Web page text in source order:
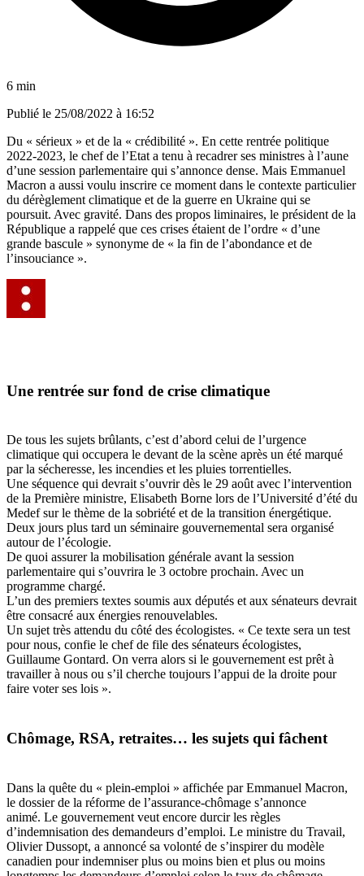
6 min
Publié le 25/08/2022 à 16:52
Du « sérieux » et de la « crédibilité ». En cette rentrée politique
2022-2023, le chef de l’Etat a tenu à recadrer ses ministres à l’aune
d’une session parlementaire qui s’annonce dense. Mais Emmanuel
Macron a aussi voulu inscrire ce moment dans le contexte particulier
du dérèglement climatique et de la guerre en Ukraine qui se
poursuit. Avec gravité. Dans des propos liminaires, le président de la
République a rappelé que ces crises étaient de l’ordre « d’une
grande bascule » synonyme de « la fin de l’abondance et de
l’insouciance ».
Une rentrée sur fond de crise climatique
De tous les sujets brûlants, c’est d’abord celui de l’urgence
climatique qui occupera le devant de la scène après un été marqué
par la sécheresse, les incendies et les pluies torrentielles.
Une séquence qui devrait s’ouvrir dès le 29 août avec l’intervention
de la Première ministre, Elisabeth Borne lors de l’Université d’été du
Medef sur le thème de la sobriété et de la transition énergétique.
Deux jours plus tard un séminaire gouvernemental sera organisé
autour de l’écologie.
De quoi assurer la mobilisation générale avant la session
parlementaire qui s’ouvrira le 3 octobre prochain. Avec un
programme chargé.
L’un des premiers textes soumis aux députés et aux sénateurs devrait
être consacré aux énergies renouvelables.
Un sujet très attendu du côté des écologistes. « Ce texte sera un test
pour nous, confie le chef de file des sénateurs écologistes,
Guillaume Gontard. On verra alors si le gouvernement est prêt à
travailler à nous ou s’il cherche toujours l’appui de la droite pour
faire voter ses lois ».
Chômage, RSA, retraites… les sujets qui fâchent
Dans la quête du « plein-emploi » affichée par Emmanuel Macron,
le dossier de la réforme de l’assurance-chômage s’annonce
animé. Le gouvernement veut encore durcir les règles
d’indemnisation des demandeurs d’emploi. Le ministre du Travail,
Olivier Dussopt, a annoncé sa volonté de s’inspirer du modèle
canadien pour indemniser plus ou moins bien et plus ou moins